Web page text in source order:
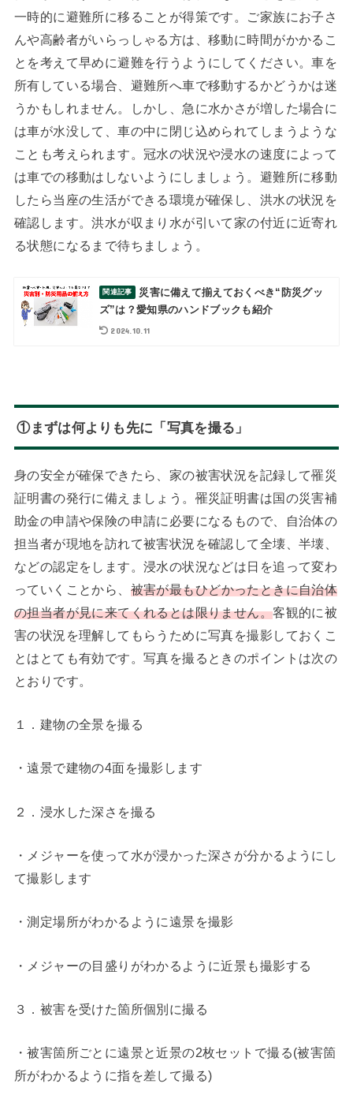
一時的に避難所に移ることが得策です。ご家族にお子さ
んや高齢者がいらっしゃる方は、移動に時間がかかるこ
とを考えて早めに避難を行うようにしてください。車を
所有している場合、避難所へ車で移動するかどうかは迷
うかもしれません。しかし、急に水かさが増した場合に
は車が水没して、車の中に閉じ込められてしまうような
ことも考えられます。冠水の状況や浸水の速度によって
は車での移動はしないようにしましょう。避難所に移動
したら当座の生活ができる環境が確保し、洪水の状況を
確認します。洪水が収まり水が引いて家の付近に近寄れ
る状態になるまで待ちましょう。
災害に備えて揃えておくべき“防災グッ
ズ”は？愛知県のハンドブックも紹介
2024.10.11
①まずは何よりも先に「写真を撮る」
身の安全が確保できたら、家の被害状況を記録して罹災
証明書の発行に備えましょう。罹災証明書は国の災害補
助金の申請や保険の申請に必要になるもので、自治体の
担当者が現地を訪れて被害状況を確認して全壊、半壊、
などの認定をします。浸水の状況などは日を追って変わ
っていくことから、 被害が最もひどかったときに自治体
の担当者が見に来てくれるとは限りません。客観的に被
害の状況を理解してもらうために写真を撮影しておくこ
とはとても有効です。写真を撮るときのポイントは次の
とおりです。
１．建物の全景を撮る
・遠景で建物の4面を撮影します
２．浸水した深さを撮る
・メジャーを使って水が浸かった深さが分かるようにし
て撮影します
・測定場所がわかるように遠景を撮影
・メジャーの目盛りがわかるように近景も撮影する
３．被害を受けた箇所個別に撮る
・被害箇所ごとに遠景と近景の2枚セットで撮る(被害箇
所がわかるように指を差して撮る)